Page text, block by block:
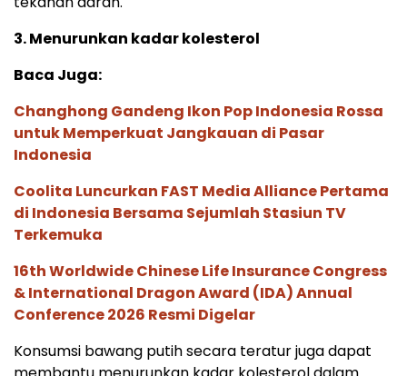
3. Menurunkan kadar kolesterol
Baca Juga:
Changhong Gandeng Ikon Pop Indonesia Rossa
untuk Memperkuat Jangkauan di Pasar
Indonesia
Coolita Luncurkan FAST Media Alliance Pertama
di Indonesia Bersama Sejumlah Stasiun TV
Terkemuka
16th Worldwide Chinese Life Insurance Congress
& International Dragon Award (IDA) Annual
Conference 2026 Resmi Digelar
Konsumsi bawang putih secara teratur juga dapat